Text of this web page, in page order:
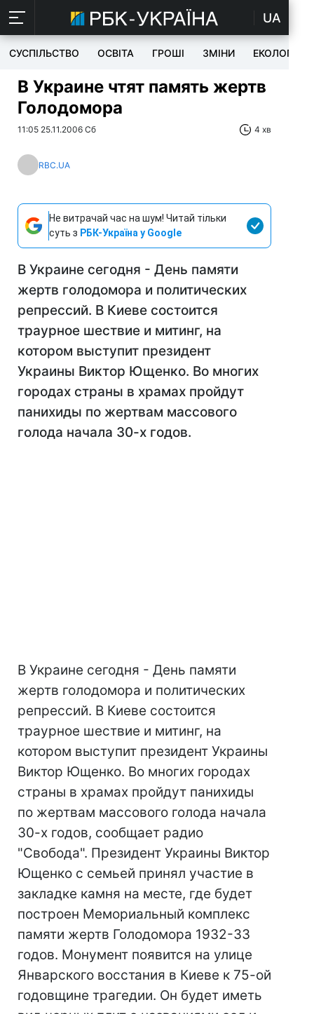
UA
СУСПІЛЬСТВО ОСВІТА ГРОШІ ЗМІНИ ЕКОЛОГІЯ
В Украине чтят память жертв
Голодомора
11:05 25.11.2006 Сб 4 хв
RBC.UA
Не витрачай час на шум! Читай тільки
суть з РБК-Україна у Google
В Украине сегодня - День памяти
жертв голодомора и политических
репрессий. В Киеве состоится
траурное шествие и митинг, на
котором выступит президент
Украины Виктор Ющенко. Во многих
городах страны в храмах пройдут
панихиды по жертвам массового
голода начала 30-х годов.
В Украине сегодня - День памяти
жертв голодомора и политических
репрессий. В Киеве состоится
траурное шествие и митинг, на
котором выступит президент Украины
Виктор Ющенко. Во многих городах
страны в храмах пройдут панихиды
по жертвам массового голода начала
30-х годов, сообщает радио
"Свобода". Президент Украины Виктор
Ющенко с семьей принял участие в
закладке камня на месте, где будет
построен Мемориальный комплекс
памяти жертв Голодомора 1932-33
годов. Монумент появится на улице
Январского восстания в Киеве к 75-ой
годовщине трагедии. Он будет иметь